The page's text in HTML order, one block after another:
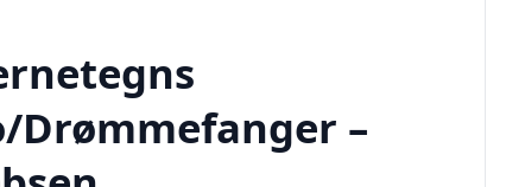
Drømmefanger –